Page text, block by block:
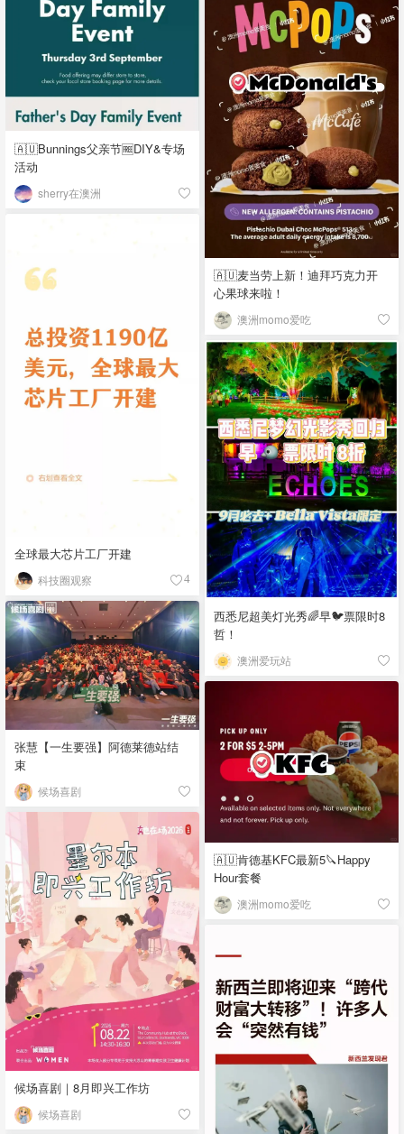
🇦🇺Bunnings父亲节🆓DIY&专场
活动
sherry在澳洲
🇦🇺麦当劳上新！迪拜巧克力开
心果球来啦！
澳洲momo爱吃
全球最大芯片工厂开建
科技圈观察 4
西悉尼超美灯光秀🌈早🐦票限时8
哲！
澳洲爱玩站
张慧【一生要强】阿德莱德站结
束
候场喜剧
🇦🇺肯德基KFC最新5🔪Happy
Hour套餐
澳洲momo爱吃
候场喜剧｜8月即兴工作坊
候场喜剧